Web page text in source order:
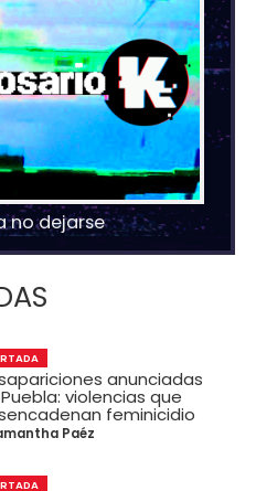
no dejarse
anunciadas
violencias que
feminicidio
Paéz